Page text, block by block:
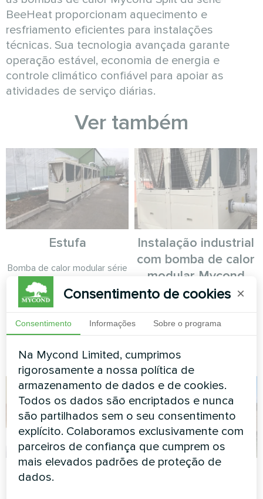
BeeHeat proporcionam aquecimento e
resfriamento eficientes para instalações
técnicas. Sua tecnologia avançada garante
operação estável, economia de energia e
controle climático confiável para apoiar as
atividades de serviço diárias.
Ver também
Estufa
Bomba de calor modular série
Instalação industrial
com bomba de calor
modular Mycond
MCU STANDARD
A bomba de calor modular
MyCond MCU STANDARD
resfriamento eficientes
Apartamento
Unidade de
Consentimento de cookies ×
Consentimento Informações Sobre o programa
Na Mycond Limited, cumprimos
rigorosamente a nossa política de
armazenamento de dados e de cookies.
Todos os dados são encriptados e nunca
são partilhados sem o seu consentimento
explícito. Colaboramos exclusivamente com
parceiros de confiança que cumprem os
mais elevados padrões de proteção de
dados.